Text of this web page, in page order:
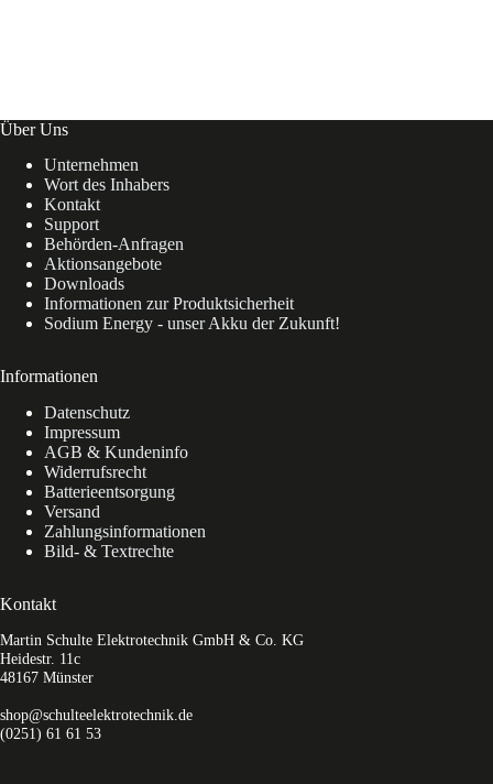
Über Uns
Unternehmen
Wort des Inhabers
Kontakt
Support
Behörden-Anfragen
Aktionsangebote
Downloads
Informationen zur Produktsicherheit
Sodium Energy - unser Akku der Zukunft!
Informationen
Datenschutz
Impressum
AGB & Kundeninfo
Widerrufsrecht
Batterieentsorgung
Versand
Zahlungsinformationen
Bild- & Textrechte
Kontakt
Martin Schulte Elektrotechnik GmbH & Co. KG
Heidestr. 11c
48167 Münster
shop@schulteelektrotechnik.de
(0251) 61 61 53